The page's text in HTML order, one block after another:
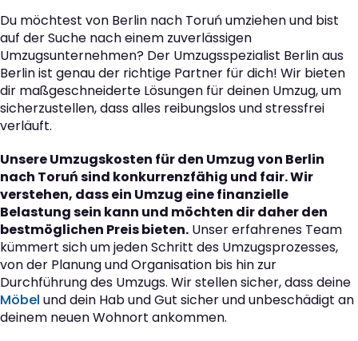
Du möchtest von Berlin nach Toruń umziehen und bist
auf der Suche nach einem zuverlässigen
Umzugsunternehmen? Der Umzugsspezialist Berlin aus
Berlin ist genau der richtige Partner für dich! Wir bieten
dir maßgeschneiderte Lösungen für deinen Umzug, um
sicherzustellen, dass alles reibungslos und stressfrei
verläuft.
Unsere Umzugskosten für den Umzug von Berlin
nach Toruń sind konkurrenzfähig und fair. Wir
verstehen, dass ein Umzug eine finanzielle
Belastung sein kann und möchten dir daher den
bestmöglichen Preis bieten. Unser erfahrenes Team
kümmert sich um jeden Schritt des Umzugsprozesses,
von der Planung und Organisation bis hin zur
Durchführung des Umzugs. Wir stellen sicher, dass deine
Möbel und dein Hab und Gut sicher und unbeschädigt an
deinem neuen Wohnort ankommen.